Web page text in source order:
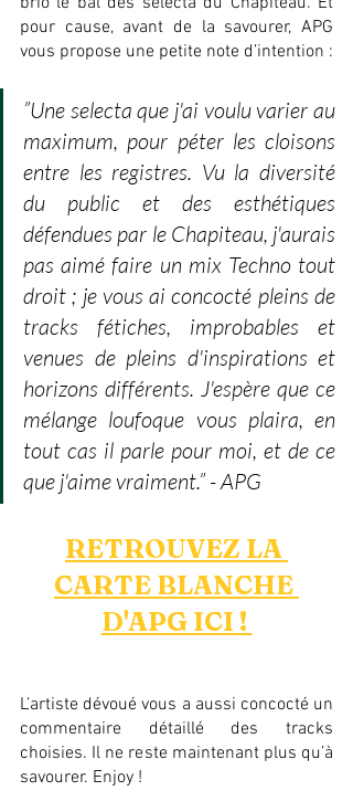
pour cause, avant de la savourer, APG
vous propose une petite note d’intention :
”Une selecta que j'ai voulu varier au
maximum, pour péter les cloisons
entre les registres. Vu la diversité
du public et des esthétiques
défendues par le Chapiteau, j'aurais
pas aimé faire un mix Techno tout
droit ; je vous ai concocté pleins de
tracks fétiches, improbables et
venues de pleins d'inspirations et
horizons différents. J'espère que ce
mélange loufoque vous plaira, en
tout cas il parle pour moi, et de ce
que j'aime vraiment.” - APG
RETROUVEZ LA
CARTE BLANCHE
D'APG ICI !
L’artiste dévoué vous a aussi concocté un
commentaire détaillé des tracks
choisies. Il ne reste maintenant plus qu’à
savourer. Enjoy !